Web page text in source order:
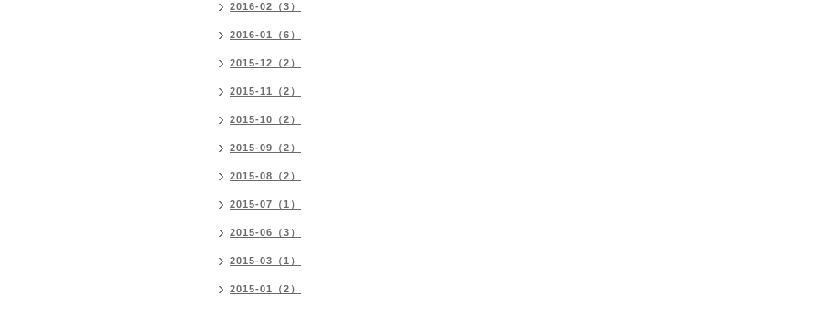
2016-02（3）
2016-01（6）
2015-12（2）
2015-11（2）
2015-10（2）
2015-09（2）
2015-08（2）
2015-07（1）
2015-06（3）
2015-03（1）
2015-01（2）